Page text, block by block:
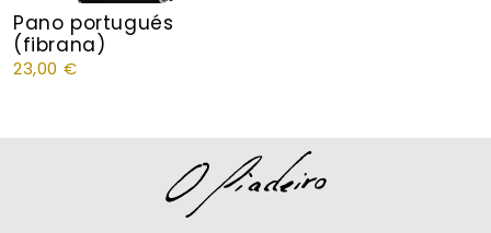
Pano portugués
(fibrana)
23,00 €